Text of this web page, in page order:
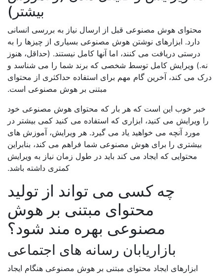
بیشتر)
محتوای هوش مصنوعی قبل از ارسال نیاز به بررسی انسانی
دارد. ابزارهای نوشتن هوش مصنوعی بسیاری از چیزها را به
درستی دریافت می کنند، اما آنها کامل نیستند. (حداقل، هنوز
ویرایش کامل توسط شخصی که برند شما را می شناسد و
می کند، آخرین گام مهم برای استفاده حداکثری از محتوای
مبتنی بر هوش مصنوعی است.
خبر خوب این است که هر بار که محتوای هوش مصنوعی خود
ویرایش می کنید، ابزاری که استفاده می کنید کمی بیشتر در
مورد آنچه می خواهید یاد می گیرد. هر ویرایش، آموزش های
بیشتری را برای هوش مصنوعی شما فراهم می کند، بنابراین
محتوایی که ایجاد می کند باید در طول زمان نیاز به ویرایش
کمتری داشته باشد.
چه کسی می تواند از تولید
محتوای مبتنی بر هوش
مصنوعی بهره مند شود؟
بازاریابان رسانه های اجتماعی
ابزارهای ایجاد محتوای مبتنی بر هوش مصنوعی هنگام ایجاد